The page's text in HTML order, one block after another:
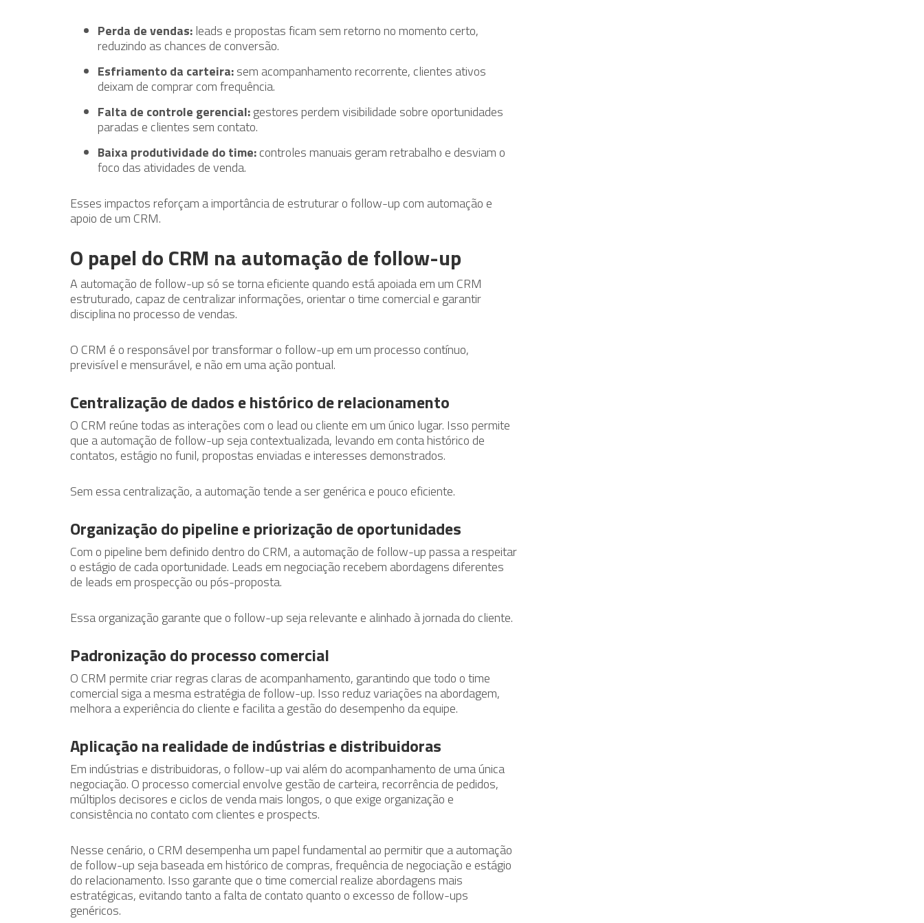
Perda de vendas:leads e propostas ficam sem retorno no momento certo,
reduzindo as chances de conversão.
Esfriamento da carteira:sem acompanhamento recorrente, clientes ativos
deixam de comprar com frequência.
Falta de controle gerencial:gestores perdem visibilidade sobre oportunidades
paradas e clientes sem contato.
Baixa produtividade do time:controles manuais geram retrabalho e desviam o
foco das atividades de venda.
Esses impactos reforçam a importância de estruturar o follow-up com automação e
apoio de um CRM.
O papel do CRM na automação de follow-up
A automação de follow-up só se torna eficiente quando está apoiada em um CRM
estruturado, capaz de centralizar informações, orientar o time comercial e garantir
disciplina no processo de vendas.
O CRM é o responsável por transformar o follow-up em um processo contínuo,
previsível e mensurável, e não em uma ação pontual.
Centralização de dados e histórico de relacionamento
O CRM reúne todas as interações com o lead ou cliente em um único lugar. Isso permite
que a automação de follow-up seja contextualizada, levando em conta histórico de
contatos, estágio no funil, propostas enviadas e interesses demonstrados.
Sem essa centralização, a automação tende a ser genérica e pouco eficiente.
Organização do pipeline e priorização de oportunidades
Com o pipeline bem definido dentro do CRM, a automação de follow-up passa a respeitar
o estágio de cada oportunidade. Leads em negociação recebem abordagens diferentes
de leads em prospecção ou pós-proposta.
Essa organização garante que o follow-up seja relevante e alinhado à jornada do cliente.
Padronização do processo comercial
O CRM permite criar regras claras de acompanhamento, garantindo que todo o time
comercial siga a mesma estratégia de follow-up. Isso reduz variações na abordagem,
melhora a experiência do cliente e facilita a gestão do desempenho da equipe.
Aplicação na realidade de indústrias e distribuidoras
Em indústrias e distribuidoras, o follow-up vai além do acompanhamento de uma única
negociação. O processo comercial envolve gestão de carteira, recorrência de pedidos,
múltiplos decisores e ciclos de venda mais longos, o que exige organização e
consistência no contato com clientes e prospects.
Nesse cenário, o CRM desempenha um papel fundamental ao permitir que a automação
de follow-up seja baseada em histórico de compras, frequência de negociação e estágio
do relacionamento. Isso garante que o time comercial realize abordagens mais
estratégicas, evitando tanto a falta de contato quanto o excesso de follow-ups
genéricos.